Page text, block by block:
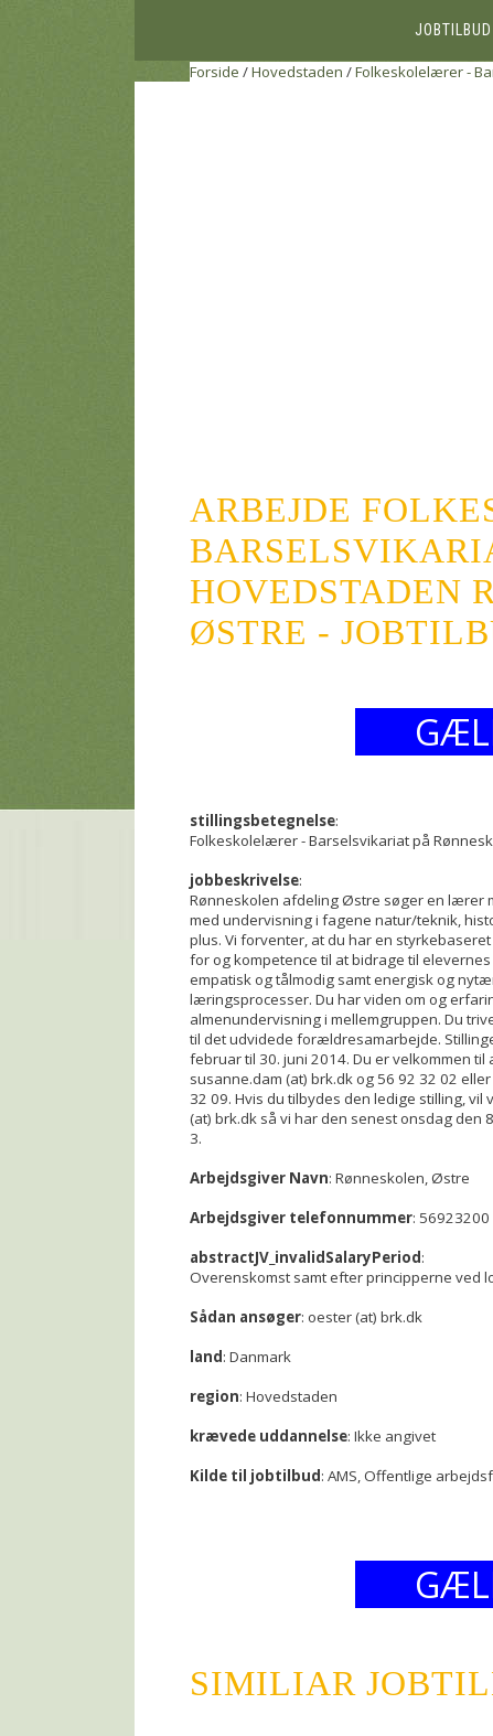
JOBTILBUD
Forside /Hovedstaden /Folkeskolelærer -
ARBEJDE
HOVEDSTADEN
ØSTRE -
stillingsbetegnelse:
Folkeskolelærer - Barselsvikariat på
jobbeskrivelse:
Rønneskolen afdeling Østre søger en lærer
med undervisning i fagene natur/teknik,
plus. Vi forventer, at du har en
for og kompetence til at bidrage til
empatisk og tålmodig samt energisk og
læringsprocesser. Du har viden om og
almenundervisning i mellemgruppen. Du
til det udvidede forældresamarbejde.
februar til 30. juni 2014. Du er velkommen
susanne.dam (at) brk.dk og 56 92 32 02
32 09. Hvis du tilbydes den ledige stilling,
(at) brk.dk så vi har den senest onsdag
3.
Arbejdsgiver Navn: Rønneskolen, Østre
Arbejdsgiver telefonnummer: 56923200
abstractJV_invalidSalaryPeriod:
Overenskomst samt efter principperne ved
Sådan ansøger: oester (at) brk.dk
land: Danmark
region: Hovedstaden
krævede uddannelse: Ikke angivet
Kilde til jobtilbud: AMS, Offentlige
SIMILIAR